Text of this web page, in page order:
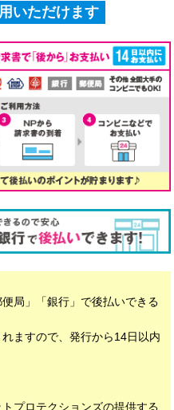
いただけます
局」「銀行」で後払いできる
ますので、発行から14日以内
プロテクションズの提供する